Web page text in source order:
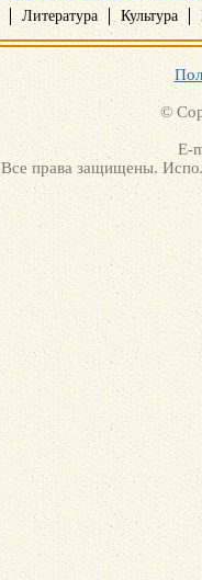
Литература Культура
©
E-
Все права защищены.